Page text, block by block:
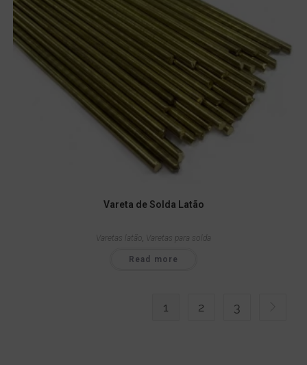
Vareta de Solda Latão
Varetas latão, Varetas para solda
Read more
1 2 3